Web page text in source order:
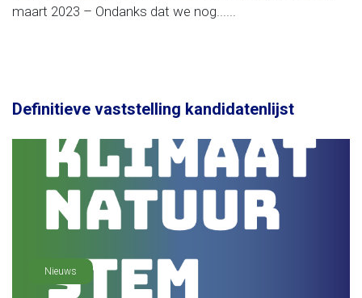
maart 2023 – Ondanks dat we nog......
Definitieve vaststelling kandidatenlijst
Nieuws